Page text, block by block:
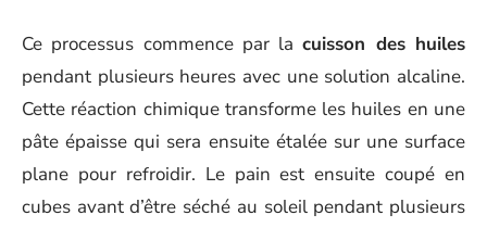
Ce processus commence par lacuisson des huiles
pendant plusieurs heures avec une solution alcaline.
Cette réaction chimique transforme les huiles en une
pâte épaisse qui sera ensuite étalée sur une surface
plane pour refroidir. Le pain est ensuite coupé en
cubes avant d’être séché au soleil pendant plusieurs